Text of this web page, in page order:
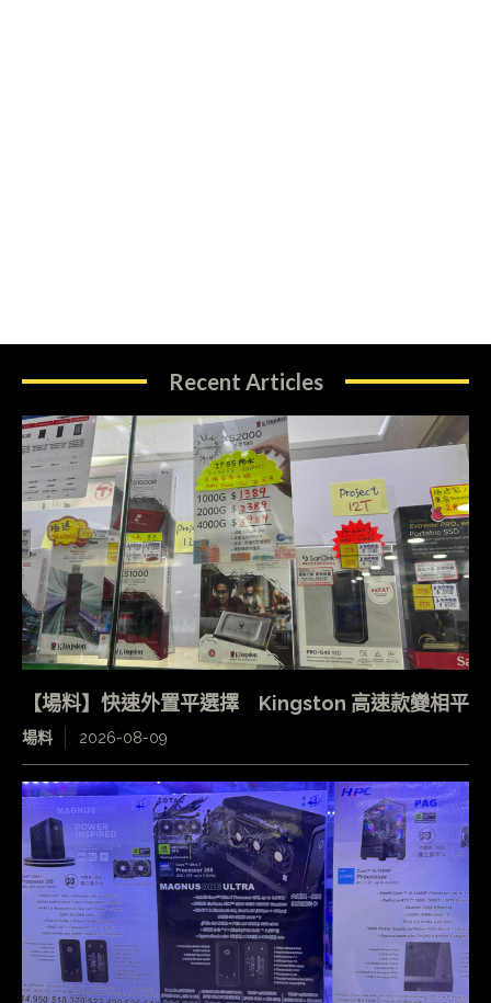
Recent Articles
【場料】快速外置平選擇 Kingston 高速款變相平
場料 2026-08-09